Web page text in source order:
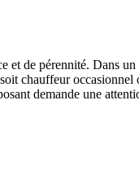
et de pérennité. Dans
chauffeur
demande une